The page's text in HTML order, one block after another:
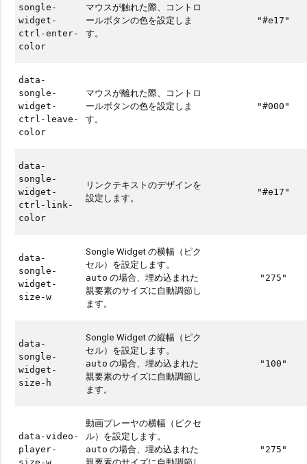
songle-
widget-
ctrl-enter-
color
マウスが触れた際、コントロ
ールボタンの色を設定しま
す。
"#e17"
data-
songle-
widget-
ctrl-leave-
color
マウスが離れた際、コントロ
ールボタンの色を設定しま
す。
"#000"
data-
songle-
widget-
ctrl-link-
color
リンクテキストのデザインを
設定します。
"#e17"
data-
songle-
widget-
size-w
Songle Widget の横幅（ピク
セル）を設定します。
auto の場合、埋め込まれた
親要素のサイズに自動調節し
ます。
"275"
data-
songle-
widget-
size-h
Songle Widget の縦幅（ピク
セル）を設定します。
auto の場合、埋め込まれた
親要素のサイズに自動調節し
ます。
"100"
data-video-
player-
動画プレーヤの横幅（ピクセ
ル）を設定します。
auto の場合、埋め込まれた
"275"